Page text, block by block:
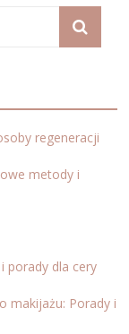
regeneracji
metody i
porady dla cery
makijażu: Porady i